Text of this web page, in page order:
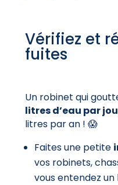
Vérifiez et
fuites
Un robinet qui
litres d’eau par
litres par an ! 😱
Faites une petite
vos robinets,
vous entendez un